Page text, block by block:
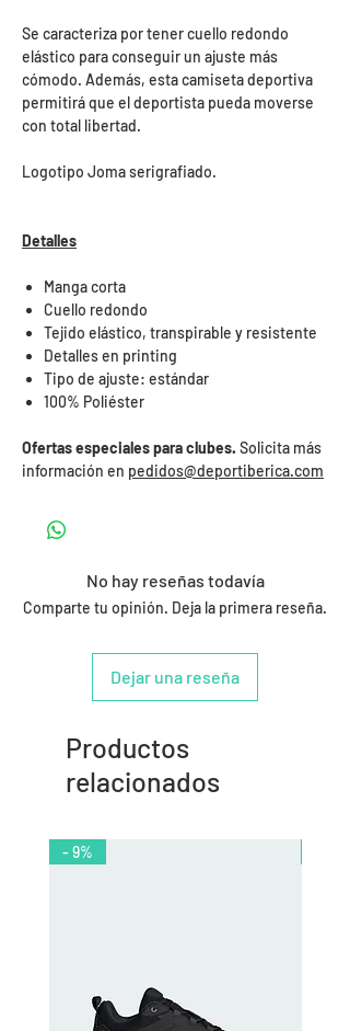
Se caracteriza por tener cuello redondo
elástico para conseguir un ajuste más
cómodo. Además, esta camiseta deportiva
permitirá que el deportista pueda moverse
con total libertad.
Logotipo Joma serigrafiado.
Detalles
Manga corta
Cuello redondo
Tejido elástico, transpirable y resistente
Detalles en printing
Tipo de ajuste: estándar
100% Poliéster
Ofertas especiales para clubes. Solicita más
información en pedidos@deportiberica.com
No hay reseñas todavía
Comparte tu opinión. Deja la primera reseña.
Dejar una reseña
Productos
relacionados
- 9%